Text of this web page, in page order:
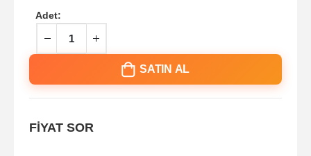
Adet:
SATIN AL
FİYAT SOR